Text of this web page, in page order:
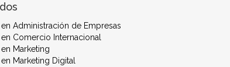
Administración de Empresas
Comercio Internacional
Marketing
Marketing Digital